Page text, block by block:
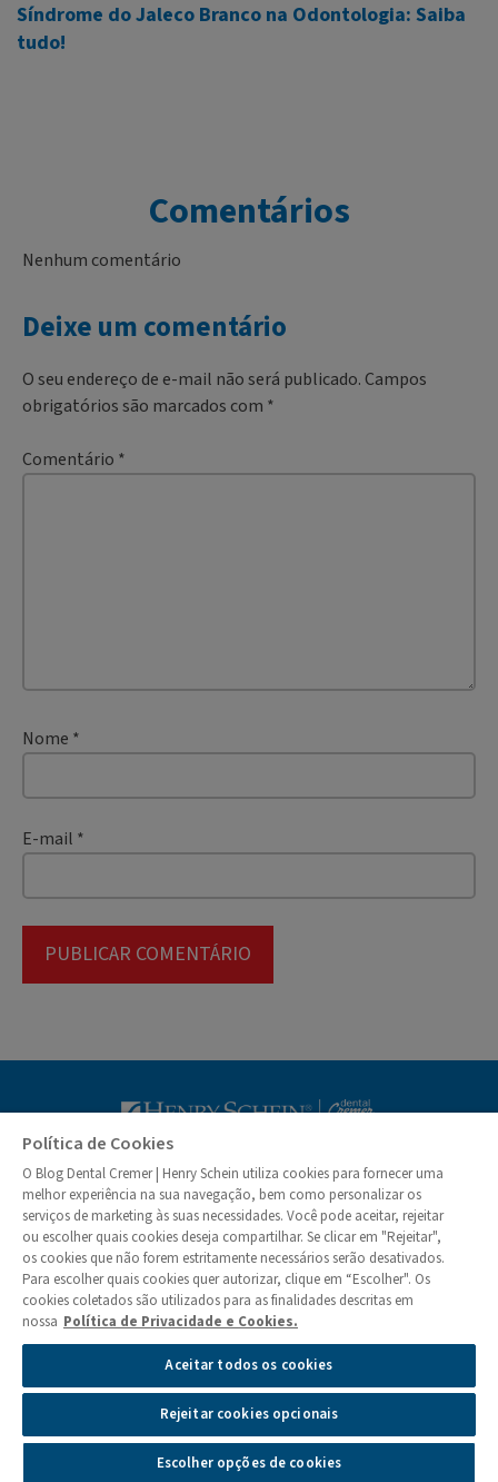
Síndrome do Jaleco Branco na Odontologia: Saiba
tudo!
Comentários
Nenhum comentário
Deixe um comentário
O seu endereço de e-mail não será publicado.Campos
obrigatórios são marcados com *
Comentário *
Nome *
E-mail *
Blog Dental
© Dental Cremer | Henry Schein 2026
Institucional
Quem Somos
Colunistas
Privacidade e Segurança de Informações
Política de Cookies
Gerenciamento das Preferências de Cookies
Atendimento aos Direitos dos Titulares
Reporte de Incidentes de Privacidade
Política de Cookies
O Blog Dental Cremer | Henry Schein utiliza cookies para fornecer uma
melhor experiência na sua navegação, bem como personalizar os
serviços de marketing às suas necessidades. Você pode aceitar, rejeitar
ou escolher quais cookies deseja compartilhar. Se clicar em "Rejeitar",
os cookies que não forem estritamente necessários serão desativados.
Para escolher quais cookies quer autorizar, clique em “Escolher". Os
cookies coletados são utilizados para as finalidades descritas em
nossa Política de Privacidade e Cookies.
Aceitar todos os cookies
Rejeitar cookies opcionais
Escolher opções de cookies